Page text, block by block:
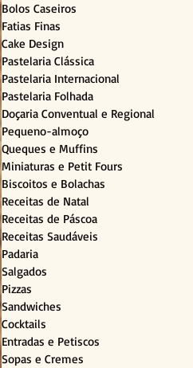
Bolos Caseiros
Fatias Finas
Cake Design
Pastelaria Clássica
Pastelaria Internacional
Pastelaria Folhada
Doçaria Conventual e Regional
Pequeno-almoço
Queques e Muffins
Miniaturas e Petit Fours
Biscoitos e Bolachas
Receitas de Natal
Receitas de Páscoa
Receitas Saudáveis
Padaria
Salgados
Pizzas
Sandwiches
Cocktails
Entradas e Petiscos
Sopas e Cremes